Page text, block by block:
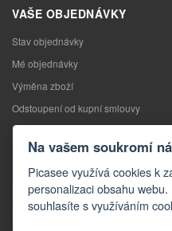
VAŠE OBJEDNÁVKY
Stav objednávky
Mé objednávky
Výměna zboží
Odstoupení od kupní smlouvy
Reklamace
KONTAKTY
Kontakty
Kontaktní formulář
Na vašem soukromí
Picasee využívá cookies k
personalizaci obsahu
souhlasíte s využíváním